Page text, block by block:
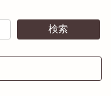
検索